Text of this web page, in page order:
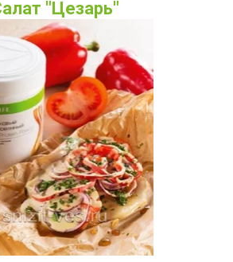
"Цезарь"